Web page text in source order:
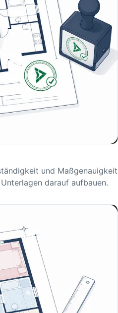
und Maßgenauigkeit
darauf aufbauen.